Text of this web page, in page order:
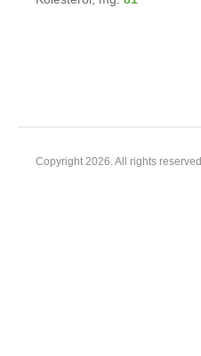
Copyright 2026. All rights reserved